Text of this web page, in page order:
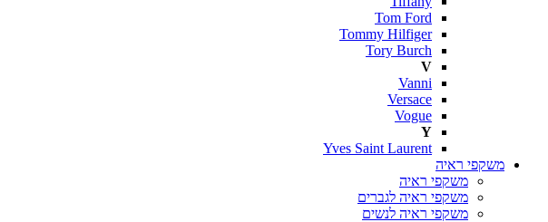
Tom Ford
Tommy Hilfiger
Tory Burch
V
Vanni
Versace
Vogue
Y
Yves Saint Laurent
משקפי ראיה
משקפי ראיה
משקפי ראיה לגברים
משקפי ראיה לנשים